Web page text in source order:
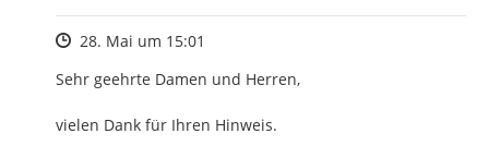
Zeitpunkt des Erstellens
28. Mai um 15:01
Sehr geehrte Damen und Herren,
vielen Dank für Ihren Hinweis.